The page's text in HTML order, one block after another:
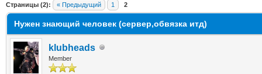
Страницы (2): « Предыдущий 1 2
Нужен знающий человек (сервер,обвязка итд)
klubheads
Member